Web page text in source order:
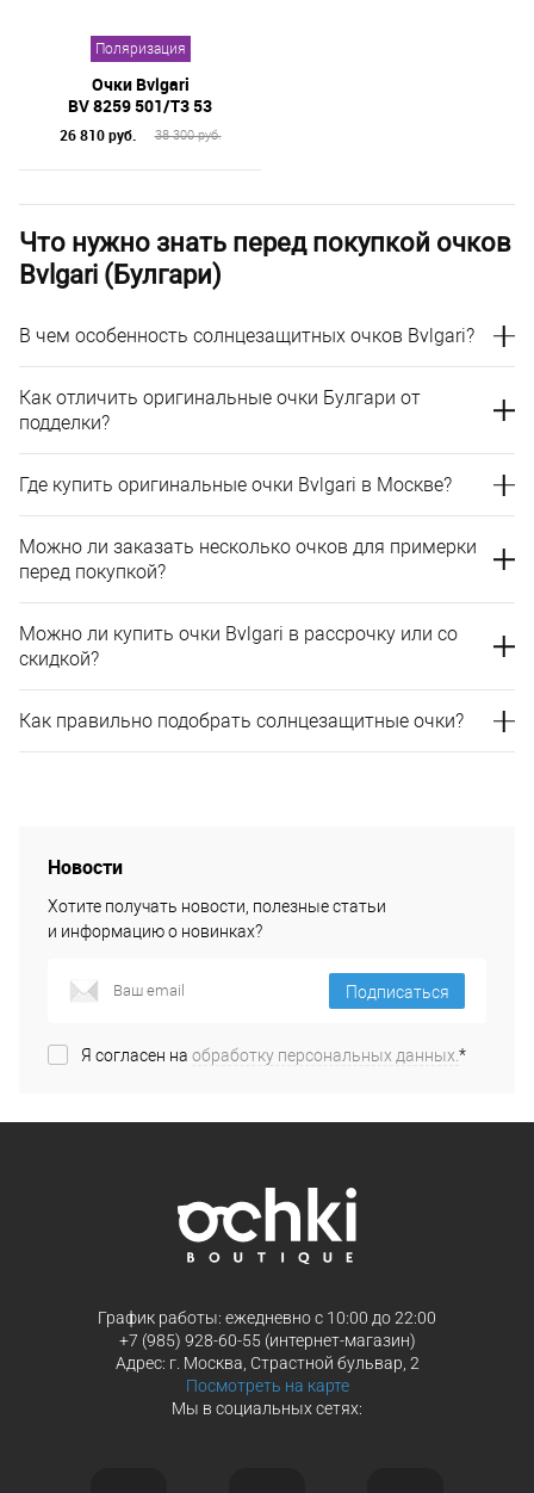
Поляризация
Очки Bvlgari
BV 8259 501/T3 53
26 810 руб. 38 300 руб.
Что нужно знать перед покупкой очков
Bvlgari (Булгари)
В чем особенность солнцезащитных очков Bvlgari?
Как отличить оригинальные очки Булгари от
подделки?
Где купить оригинальные очки Bvlgari в Москве?
Можно ли заказать несколько очков для примерки
перед покупкой?
Можно ли купить очки Bvlgari в рассрочку или со
скидкой?
Как правильно подобрать солнцезащитные очки?
Новости
Хотите получать новости, полезные статьи
и информацию о новинках?
Подписаться
Я согласен на обработку персональных данных.*
График работы: ежедневно с 10:00 до 22:00
+7 (985) 928-60-55 (интернет-магазин)
Адрес: г. Москва, Страстной бульвар, 2
Посмотреть на карте
Мы в социальных сетях: